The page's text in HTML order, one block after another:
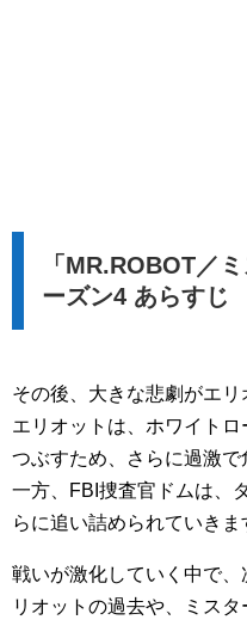
「MR.ROBOT／
ーズン4 あらすじ
その後、大きな悲劇がエリ
エリオットは、ホワイト
つぶすため、さらに過激で
一方、FBI捜査官ドムは、
らに追い詰められていきま
戦いが激化していく中で
リオットの過去や、ミス